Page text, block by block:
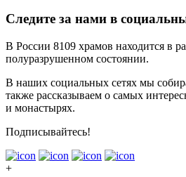
Следите за нами в
В России 8109 храмов находится в
полуразрушенном состоянии.
В наших социальных сетях мы
также рассказываем о самых
и монастырях.
Подписывайтесь!
+